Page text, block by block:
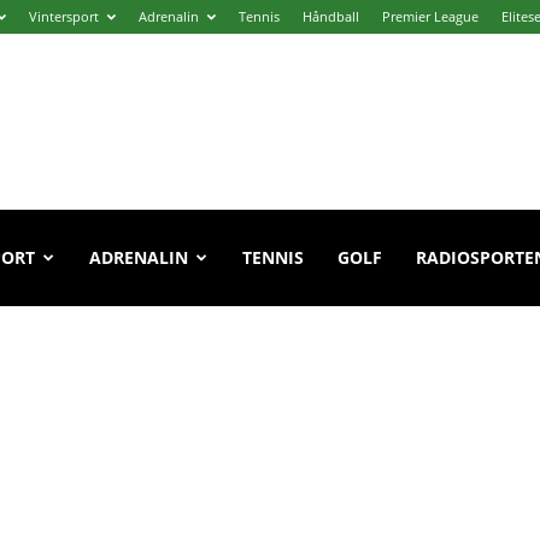
Vintersport Adrenalin Tennis Håndball Premier League
ADRENALIN TENNIS GOLF